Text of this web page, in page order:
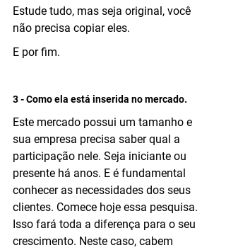
Estude tudo, mas seja original, você
não precisa copiar eles.
E por fim.
3 - Como ela está inserida no mercado.
Este mercado possui um tamanho e
sua empresa precisa saber qual a
participação nele. Seja iniciante ou
presente há anos. E é fundamental
conhecer as necessidades dos seus
clientes. Comece hoje essa pesquisa.
Isso fará toda a diferença para o seu
crescimento. Neste caso, cabem